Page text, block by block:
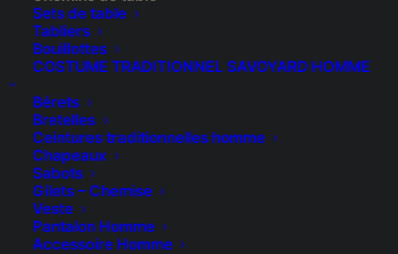
Sets de table
Tabliers
Bouillottes
COSTUME TRADITIONNEL SAVOYARD HOMME
Bérets
Bretelles
Ceintures traditionnelles homme
Chapeaux
Sabots
Gilets – Chemise
Veste
Pantalon Homme
Accessoire Homme
Chemin de table : Rennes
€82,00
Très joli chemin de table brodé d’une bordure
de rennes stylisées à chaque extrémité.
Article entièrement réalisé par mes soins.
1 en stock (peut être commandé)